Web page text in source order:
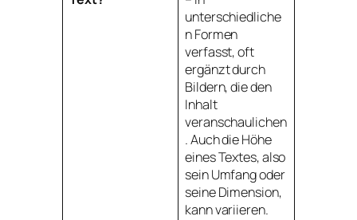
unterschiedliche
n Formen
verfasst, oft
ergänzt durch
Bildern, die den
Inhalt
veranschaulichen
. Auch die Höhe
eines Textes, also
sein Umfang oder
seine Dimension,
kann variieren.